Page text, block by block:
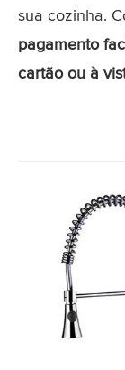
sua cozinha.
pagamento
cartão ou à